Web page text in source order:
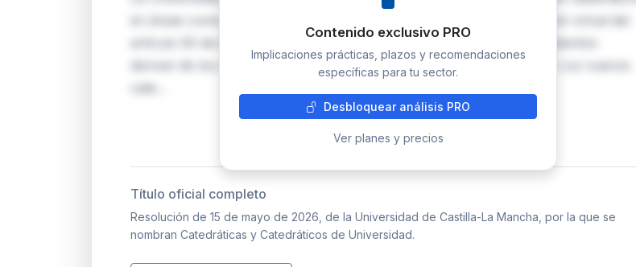
en áreas como Derecho, Historia, Enfermería, Química o Psicología, en virtud del
artículo 50 de la Ley Orgánica del Sistema Universitario. Los nombramientos
derivan de los concursos de acceso convocados en febrero de 2026. Los nuevos
cate…
Contenido exclusivo PRO
Implicaciones prácticas, plazos y recomendaciones
específicas para tu sector.
Desbloquear análisis PRO
Ver planes y precios
Título oficial completo
Resolución de 15 de mayo de 2026, de la Universidad de Castilla-La Mancha, por la que se
nombran Catedráticas y Catedráticos de Universidad.